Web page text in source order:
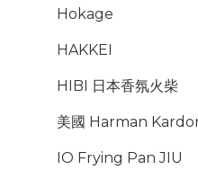
Hokage
HAKKEI
HIBI 日本香氛火柴
美國 Harman
IO Frying Pan JIU